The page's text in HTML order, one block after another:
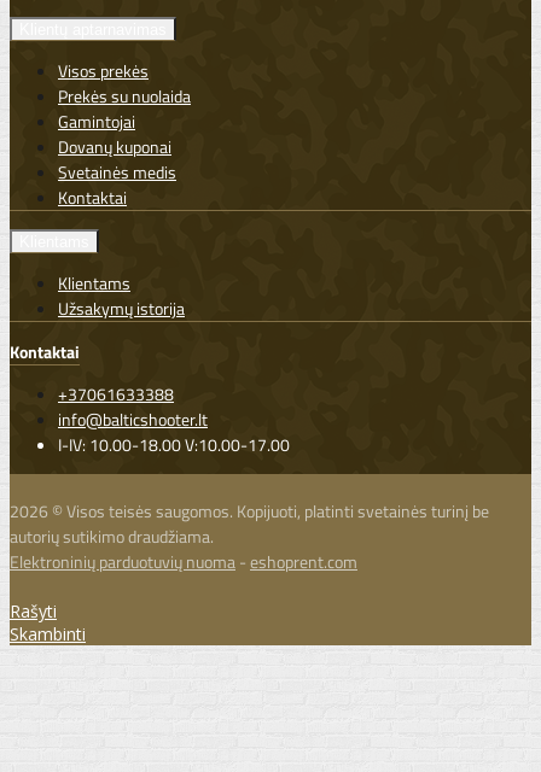
Visos prekės
Prekės su nuolaida
Gamintojai
Dovanų kuponai
Svetainės medis
Kontaktai
Klientams
Užsakymų istorija
Kontaktai
+37061633388
info@balticshooter.lt
I-IV: 10.00-18.00 V:10.00-17.00
2026 © Visos teisės saugomos. Kopijuoti, platinti svetainės turinį be
autorių sutikimo draudžiama.
Elektroninių parduotuvių nuoma-eshoprent.com
Rašyti
Skambinti